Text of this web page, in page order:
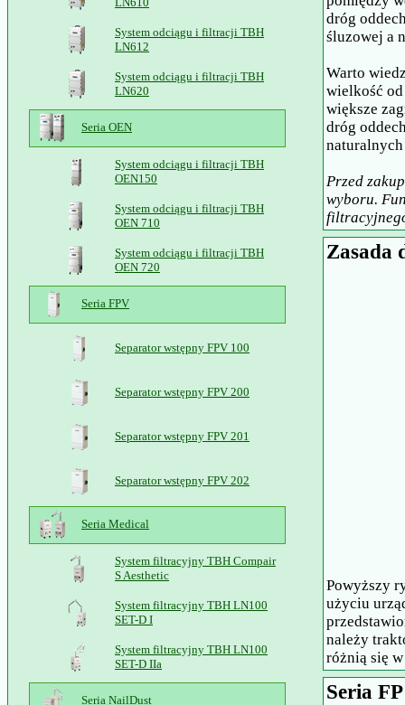
System odciągu i filtracji TBH
LN612
System odciągu i filtracji TBH
LN620
Seria OEN
System odciągu i filtracji TBH
OEN150
System odciągu i filtracji TBH
OEN 710
System odciągu i filtracji TBH
OEN 720
Seria FPV
Separator wstępny FPV 100
Separator wstępny FPV 200
Separator wstępny FPV 201
Separator wstępny FPV 202
Seria Medical
System filtracyjny TBH Compair
S Aesthetic
System filtracyjny TBH LN100
SET-D I
System filtracyjny TBH LN100
SET-D IIa
Seria NailDust
dróg
śluzowej a
Warto
wielkość
większe
dróg
Przed
wyboru.
Zasada
Powyższy
użyciu
należy
różnią się
Seria FP